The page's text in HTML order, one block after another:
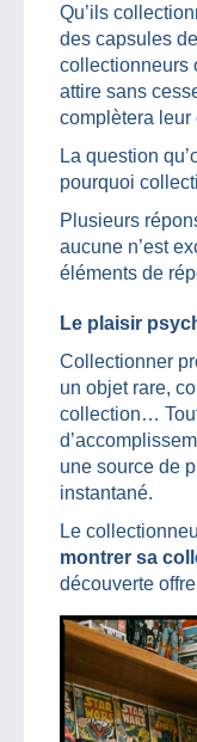
Qu’ils
des capsules
collectionneurs
attire sans
complètera leur
La question
pourquoi
Plusieurs
aucune n’est
éléments de
Le plaisir
Collectionner
un objet rare,
collection…
une source de
instantané.
Le
montrer sa
découverte